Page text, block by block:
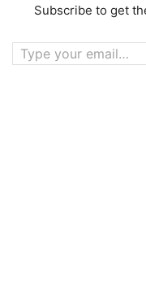
Subscribe to get
Type your email…